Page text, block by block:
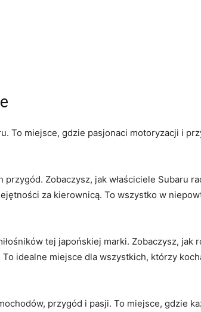
‍To miejsce, gdzie ​pasjonaci motoryzacji i⁢
Zobaczysz, jak właściciele Subaru
za kierownicą. To wszystko w
tej japońskiej marki. Zobaczysz, jak
idealne miejsce⁢ dla wszystkich, którzy​
przygód‌ i pasji. To miejsce,‍ gdzie